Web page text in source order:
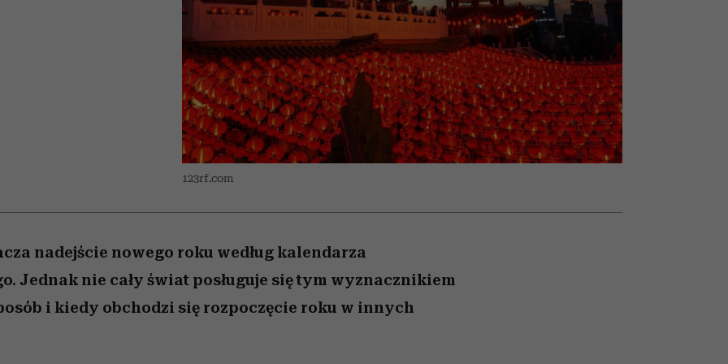
podejrzeń
123rf.com
nadejście nowego roku według kalendarza
Jednak nie cały świat posługuje się tym wyznacznikiem
i kiedy obchodzi się rozpoczęcie roku w innych